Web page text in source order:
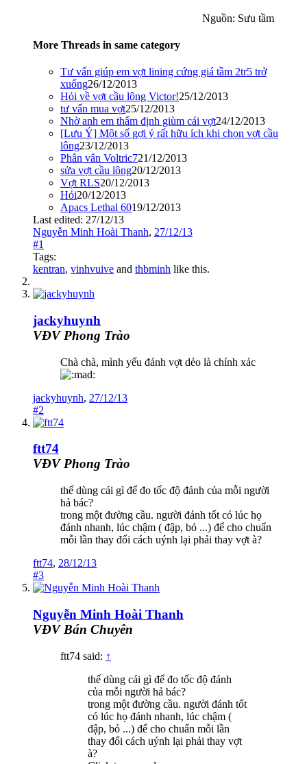
Nguồn: Sưu tầm​
More Threads in same category
Tư vấn giúp em vợt lining cứng giá tầm 2tr5 trở
xuống26/12/2013
Hỏi về vợt cầu lông Victor!25/12/2013
tư vấn mua vợt25/12/2013
Nhờ anh em thẩm định giùm cái vợt24/12/2013
[Lưu Ý] Một số gợi ý rất hữu ích khi chọn vợt cầu
lông23/12/2013
Phân vân Voltric721/12/2013
sửa vợt cầu lông20/12/2013
Vợt RLS20/12/2013
Hỏi20/12/2013
Apacs Lethal 6019/12/2013
Last edited: 27/12/13
Nguyễn Minh Hoài Thanh, 27/12/13
#1
Tags:
kentran, vinhvuive and thbminh like this.
jackyhuynh
VĐV Phong Trào
Chà chà, mình yếu đánh vợt dẻo là chính xác
jackyhuynh, 27/12/13
#2
ftt74
VĐV Phong Trào
thế dùng cái gì để đo tốc độ đánh của mỗi người
hả bác?
trong một đường cầu. người đánh tốt có lúc họ
đánh nhanh, lúc chậm ( đập, bỏ ...) để cho chuẩn
mỗi lần thay đổi cách uýnh lại phải thay vợt à?
ftt74, 28/12/13
#3
Nguyễn Minh Hoài Thanh
VĐV Bán Chuyên
ftt74 said: ↑
thế dùng cái gì để đo tốc độ đánh
của mỗi người hả bác?
trong một đường cầu. người đánh tốt
có lúc họ đánh nhanh, lúc chậm (
đập, bỏ ...) để cho chuẩn mỗi lần
thay đổi cách uýnh lại phải thay vợt
à?